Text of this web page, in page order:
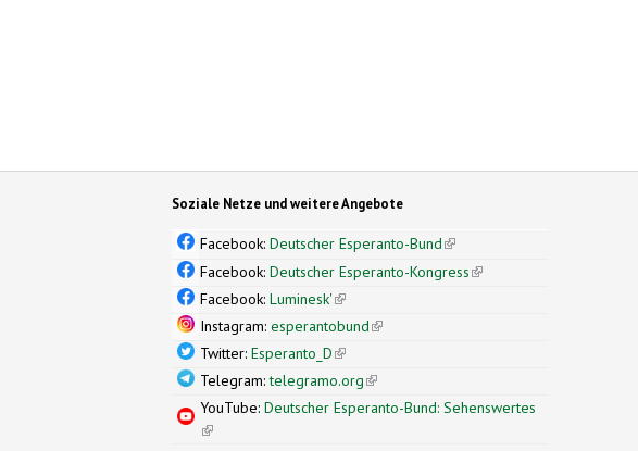
Soziale Netze und weitere Angebote
Facebook:Deutscher Esperanto-Bund(link is external)
Facebook:Deutscher Esperanto-Kongress(link is external)
Facebook:Luminesk'(link is external)
Instagram:esperantobund(link is external)
Twitter:Esperanto_D(link is external)
Telegram:telegramo.org(link is external)
YouTube:Deutscher Esperanto-Bund: Sehenswertes
(link is external)